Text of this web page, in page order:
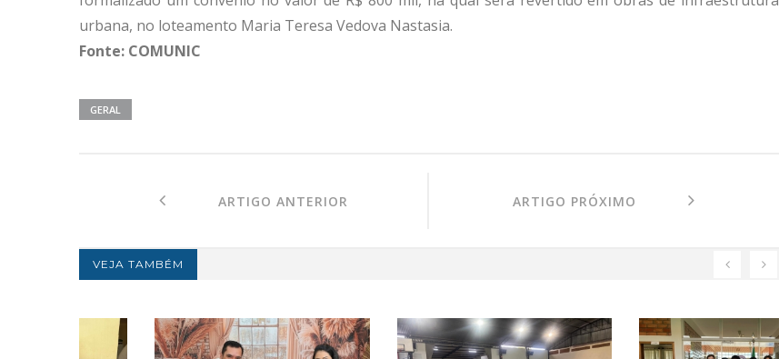
urbana, no loteamento Maria Teresa Vedova Nastasia.
Fonte: COMUNIC
GERAL
ARTIGO ANTERIOR ARTIGO PRÓXIMO
VEJA TAMBÉM